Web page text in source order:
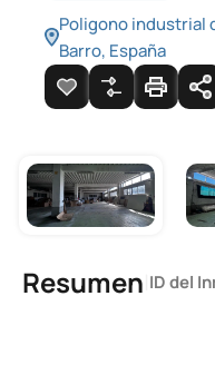
Poligono industrial
Barro, España
Resumen ID del